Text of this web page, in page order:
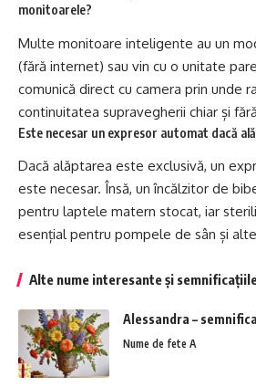
monitoarele?
Multe monitoare inteligente au un
(fără internet) sau vin cu o unitate
comunică direct cu camera prin unde
continuitatea supravegherii chiar și
Este necesar un expresor automat dacă
Dacă alăptarea este exclusivă, un
este necesar. Însă, un încălzitor de
pentru laptele matern stocat, iar
esențial pentru pompele de sân și
Alte nume interesante și
Alessandra –
Nume de fete A